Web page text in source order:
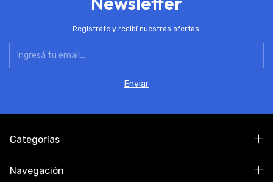
Registrate y recibí nuestras ofertas.
Categorías
Navegación